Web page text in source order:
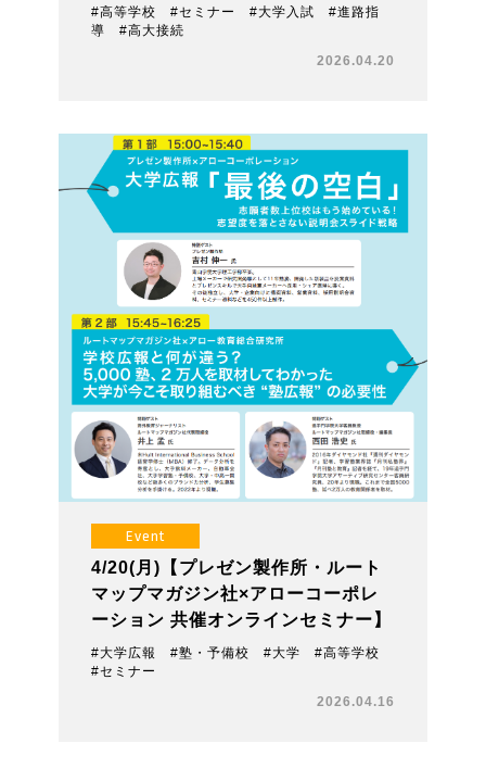
#高等学校 #セミナー #大学入試 #進路指
導 #高大接続
2026.04.20
Event
4/20(月)【プレゼン製作所・ルート
マップマガジン社×アローコーポレ
ーション 共催オンラインセミナー】
#大学広報 #塾・予備校 #大学 #高等学校
#セミナー
2026.04.16